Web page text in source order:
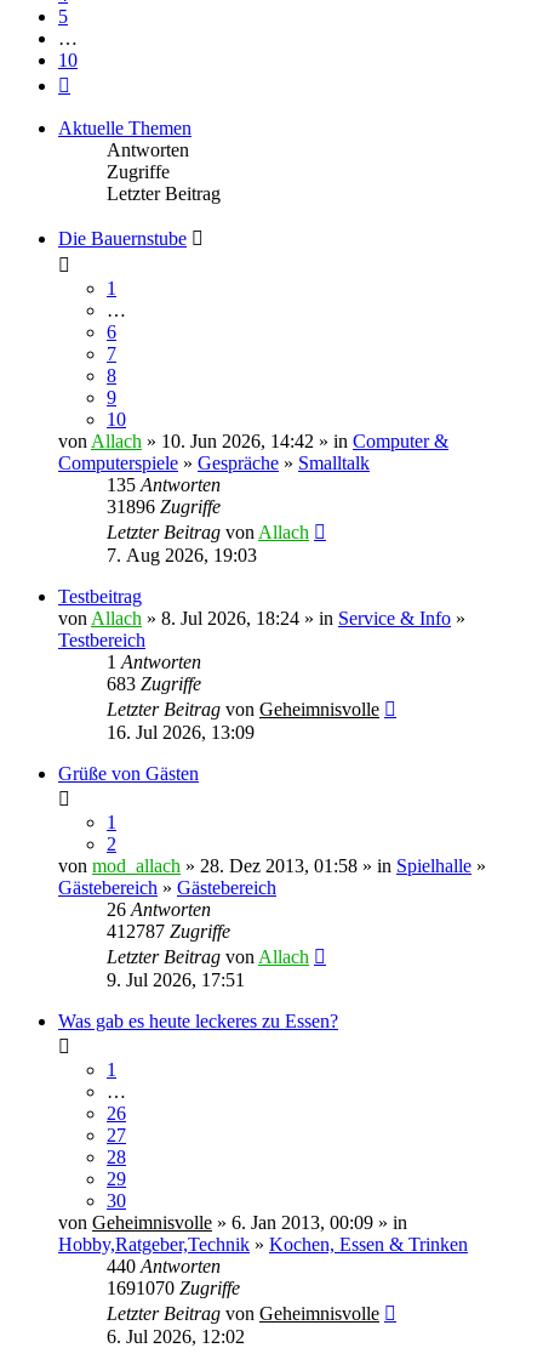
5
…
10
Aktuelle Themen
Antworten
Zugriffe
Letzter Beitrag
Die Bauernstube
1
…
6
7
8
9
10
von Allach » 10. Jun 2026, 14:42 » in Computer &
Computerspiele » Gespräche » Smalltalk
135 Antworten
31896 Zugriffe
Letzter Beitrag von Allach
7. Aug 2026, 19:03
Testbeitrag
von Allach » 8. Jul 2026, 18:24 » in Service & Info »
Testbereich
1 Antworten
683 Zugriffe
Letzter Beitrag von Geheimnisvolle
16. Jul 2026, 13:09
Grüße von Gästen
1
2
von mod_allach » 28. Dez 2013, 01:58 » in Spielhalle »
Gästebereich » Gästebereich
26 Antworten
412787 Zugriffe
Letzter Beitrag von Allach
9. Jul 2026, 17:51
Was gab es heute leckeres zu Essen?
1
…
26
27
28
29
30
von Geheimnisvolle » 6. Jan 2013, 00:09 » in
Hobby,Ratgeber,Technik » Kochen, Essen & Trinken
440 Antworten
1691070 Zugriffe
Letzter Beitrag von Geheimnisvolle
6. Jul 2026, 12:02